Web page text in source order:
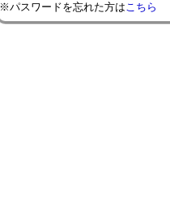
※パスワードを忘れた方はこちら